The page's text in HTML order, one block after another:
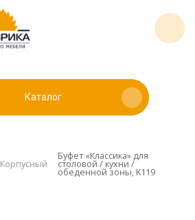
Каталог
Корпусный
Буфет «Классика» для
столовой / кухни /
обеденной зоны, K119